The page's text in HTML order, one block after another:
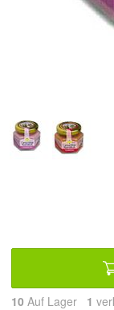
10 Auf Lager 1